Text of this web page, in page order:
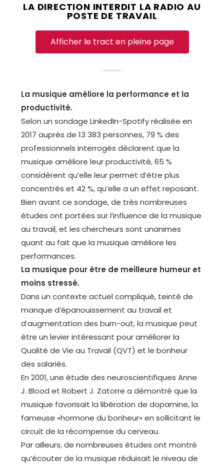
LA DIRECTION INTERDIT LA RADIO AU
POSTE DE TRAVAIL
Afficher le tract en pleine page
La musique améliore la performance et la
productivité.
Selon un sondage LinkedIn-Spotify réalisée en
2017 auprès de 13 383 personnes, 79 % des
professionnels interrogés déclarent que la
musique améliore leur productivité, 65 %
considèrent qu’elle leur permet d’être plus
concentrés et 42 %, qu’elle a un effet reposant.
Bien avant ce sondage, de très nombreuses
études ont portées sur l’influence de la musique
au travail, et les chercheurs sont unanimes
quant au fait que la musique améliore les
performances.
La musique pour être de meilleure humeur et
moins stressé.
Dans un contexte actuel compliqué, teinté de
manque d’épanouissement au travail et
d’augmentation des burn-out, la musique peut
être un levier intéressant pour améliorer la
Qualité de Vie au Travail (QVT) et le bonheur
des salariés.
En 2001, une étude des neuroscientifiques Anne
J. Blood et Robert J. Zatorre a démontré que la
musique favorisait la libération de dopamine, la
fameuse «hormone du bonheur» en sollicitant le
circuit de la récompense du cerveau.
Par ailleurs, de nombreuses études ont montré
qu’écouter de la musique réduisait le niveau de